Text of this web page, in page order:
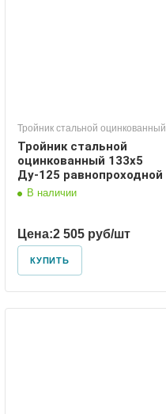
Тройник стальной оцинкованный
Тройник стальной
оцинкованный 133х5
Ду-125 равнопроходной
В наличии
Цена:2 505 руб/шт
КУПИТЬ